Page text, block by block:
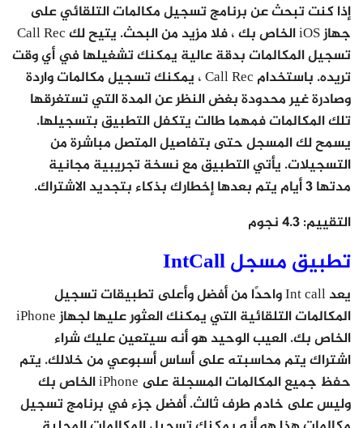
إذا كنت تبحث عن برنامج تسجيل مكالمات التلقائي على
جهاز iOS الخاص بك ، فلا مزيد من البحث. يتيح لك Call Rec
تسجيل المكالمات بدقة عالية يمكنك تشغيلها في أي وقت
تريده. باستخدام Call Rec ، يمكنك تسجيل مكالمات واردة
وصادرة غير محدودة بغض النظر عن المدة التي تستغرقها
تلك المكالمات فمهما طالت يتكفل التطبيق بتسجيلها.
يسمح لك المسجل حتى بتفاصيل المتصل مباشرة من
التسجيلات. يأتي التطبيق مع نسخة تجريبية مجانية
مدتها 3 أيام يتم بعدها إخطارك بذكاء بتجديد الاشتراك.
التقييم: 4.3 نجوم
تطبيق مسجل IntCall
يعد Int call واحدًا من أفضل وأعلى تطبيقات تسجيل
المكالمات التلقائية التي يمكنك العثور عليها لجهاز iPhone
الخاص بك. العيب الوحيد هو أنه سيتعين عليك شراء
اشتراك يتم محاسبته على أساس أسبوعي من خلالك. يتم
حفظ جميع المكالمات المسجلة على iPhone الخاص بك
وليس على خادم طرف ثالث. أفضل جزء في برنامج تسجيل